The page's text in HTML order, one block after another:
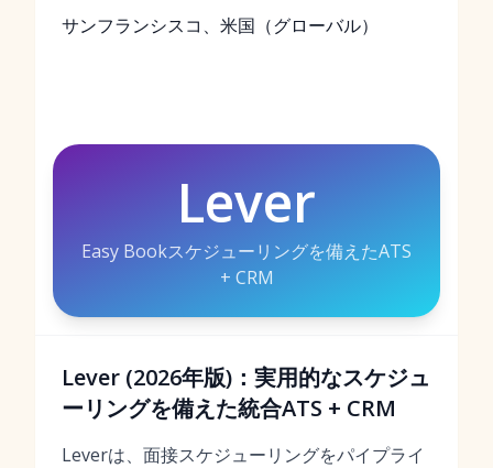
サンフランシスコ、米国（グローバル）
Lever
Easy Bookスケジューリングを備えたATS
+ CRM
Lever (2026年版)：実用的なスケジュ
ーリングを備えた統合ATS + CRM
Leverは、面接スケジューリングをパイプライ